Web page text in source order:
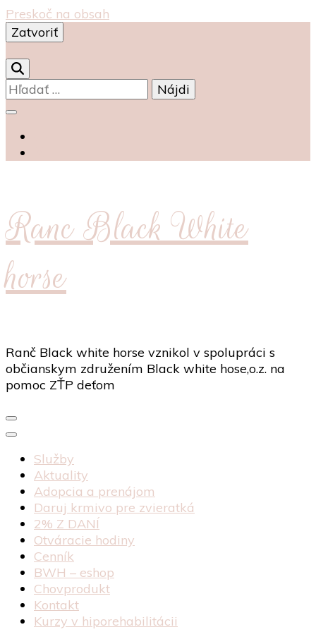
Preskoč na obsah
Zatvoriť
Hľadať:
Ranc Black White
horse
Ranč Black white horse vznikol v spolupráci s
občianskym združením Black white hose,o.z. na
pomoc ZŤP deťom
Služby
Aktuality
Adopcia a prenájom
Daruj krmivo pre zvieratká
2% Z DANÍ
Otváracie hodiny
Cenník
BWH – eshop
Chovprodukt
Kontakt
Kurzy v hiporehabilitácii